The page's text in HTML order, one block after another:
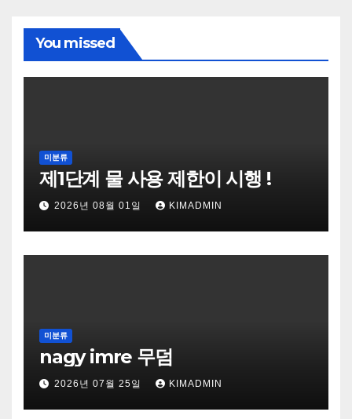
You missed
미분류
제1단계 물 사용 제한이 시행 !
2026년 08월 01일 KIMADMIN
미분류
nagy imre 무덤
2026년 07월 25일 KIMADMIN